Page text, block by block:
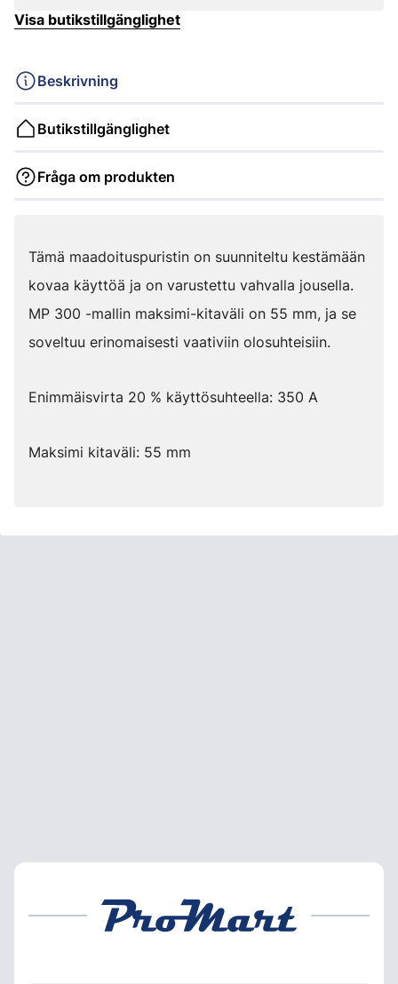
Visa butikstillgänglighet
Beskrivning
Butikstillgänglighet
Fråga om produkten
Tämä maadoituspuristin on suunniteltu kestämään
kovaa käyttöä ja on varustettu vahvalla jousella.
MP 300 -mallin maksimi-kitaväli on 55 mm, ja se
soveltuu erinomaisesti vaativiin olosuhteisiin.
Enimmäisvirta 20 % käyttösuhteella: 350 A
Maksimi kitaväli: 55 mm